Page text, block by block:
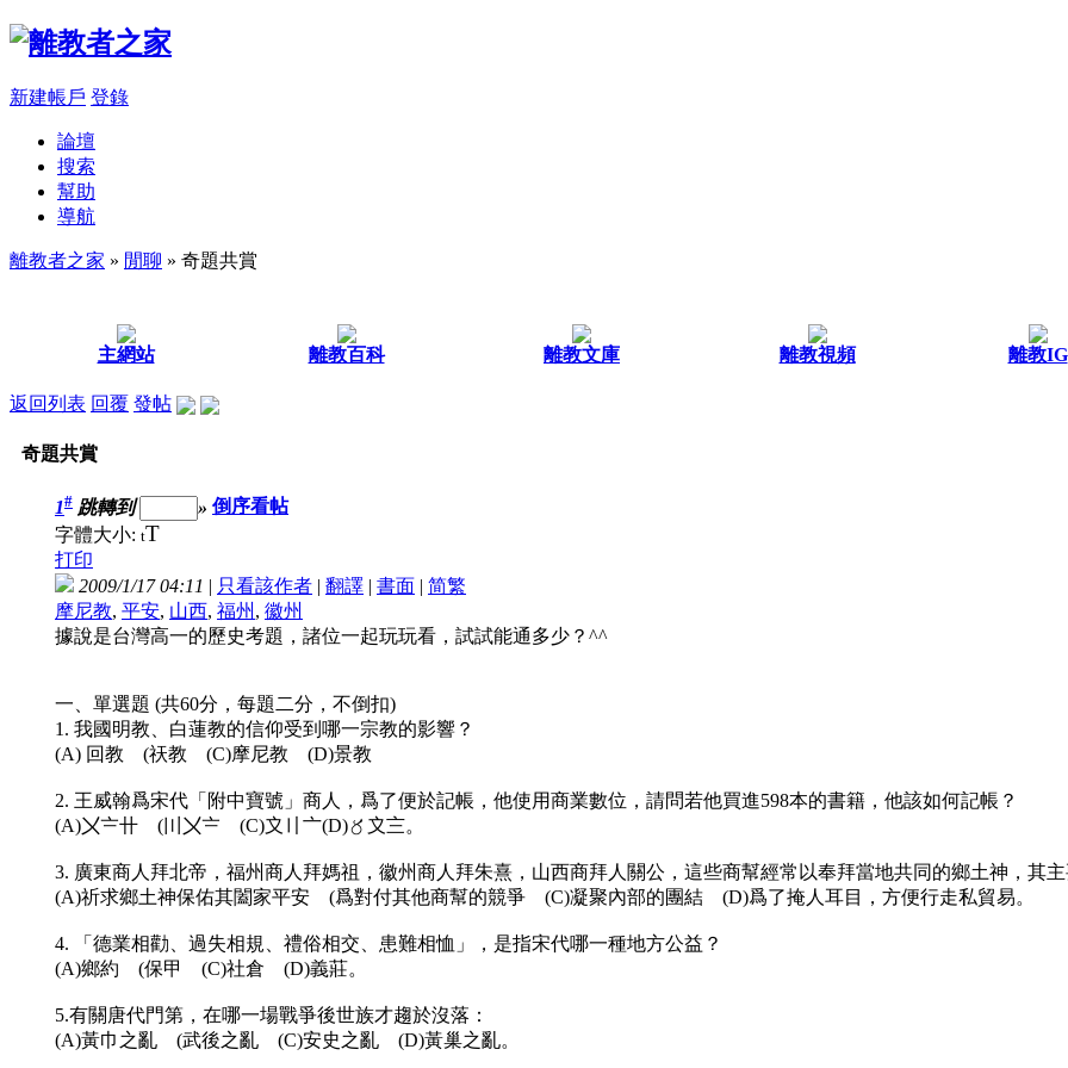
新建帳戶 登錄
論壇
搜索
幫助
導航
離教者之家 » 閒聊 » 奇題共賞
主網站 離教百科 離教文庫 離教視頻 離教IG
返回列表 回覆 發帖
奇題共賞
1# 跳轉到 » 倒序看帖
字體大小: tT
打印
2009/1/17 04:11 | 只看該作者 | 翻譯 | 書面 | 简繁
摩尼教, 平安, 山西, 福州 , 徽州
據說是台灣高一的歷史考題，諸位一起玩玩看，試試能通多少？^^
一、單選題 (共60分，每題二分，不倒扣)
1. 我國明教、白蓮教的信仰受到哪一宗教的影響？
(A) 回教 (祆教 (C)摩尼教 (D)景教
2. 王威翰爲宋代「附中寶號」商人，爲了便於記帳，他使用商業數位，請問若他買進598本的書籍，他該如何記帳？
(A)〤〧卄 (〣〤〧 (C)〩〢〦(D)〥〩〨。
3. 廣東商人拜北帝，福州商人拜媽祖，徽州商人拜朱熹，山西商拜人關公，這些商幫經常以奉拜當地共同的鄉土神，其主
(A)祈求鄉土神保佑其闔家平安 (爲對付其他商幫的競爭 (C)凝聚內部的團結 (D)爲了掩人耳目，方便行走私貿易。
4. 「德業相勸、過失相規、禮俗相交、患難相恤」，是指宋代哪一種地方公益？
(A)鄉約 (保甲 (C)社倉 (D)義莊。
5.有關唐代門第，在哪一場戰爭後世族才趨於沒落：
(A)黃巾之亂 (武後之亂 (C)安史之亂 (D)黃巢之亂。